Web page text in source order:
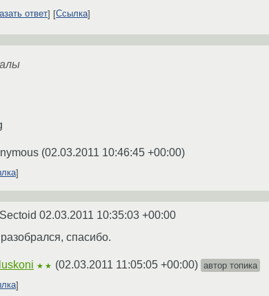
ответ Ссылка
(02.03.2011 10:46:45 +00:00)
02.03.2011 10:35:03 +00:00
спасибо.
★★ (02.03.2011 11:05:05 +00:00) автор топика